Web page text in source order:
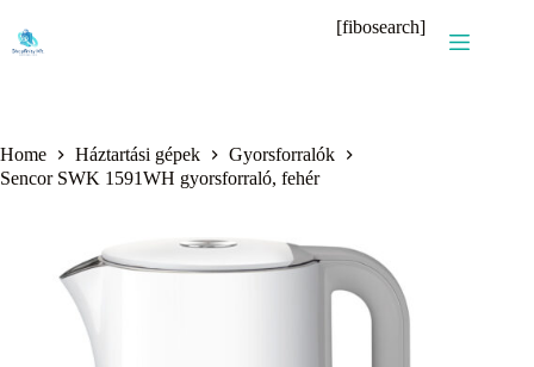
content
[fibosearch]
Home Háztartási gépek
Gyorsforralók
Sencor SWK 1591WH gyorsforraló, fehér